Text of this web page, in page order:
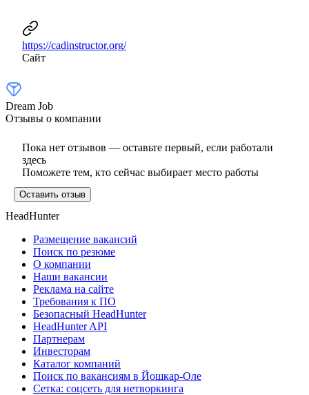
https://cadinstructor.org/
Сайт
Dream Job
Отзывы о компании
Пока нет отзывов — оставьте первый, если работали
здесь
Поможете тем, кто сейчас выбирает место работы
Оставить отзыв
HeadHunter
Размещение вакансий
Поиск по резюме
О компании
Наши вакансии
Реклама на сайте
Требования к ПО
Безопасный HeadHunter
HeadHunter API
Партнерам
Инвесторам
Каталог компаний
Поиск по вакансиям в Йошкар-Оле
Сетка: соцсеть для нетворкинга